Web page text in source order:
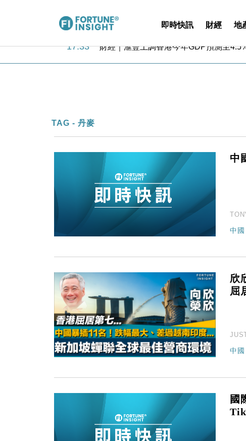
即時快訊 財經 地
18:31 財經｜華僑銀行上半年淨利創新高 中
本地｜假冒內地執法人員要求交「保證
16:05
12:44
11:12
18:31 財經｜華僑銀行上半年淨利創新高 中
財經｜滙豐上調香港今年GDP預測至
本地｜假冒內地執法人員要求交「保證
財經｜日經失守6.5萬點後回穩 全周仍升
財經｜恒隆10月換帥 玩具「反」斗城亞
財經｜韓股反覆波動收跌 連挫7周創逾3
財經｜內地7月美元計價出口增近24%勝
11:12 國際｜特朗普料美伊戰事快結束 承認部
TAG - 丹麥
中
中國
欣
屈
中國
國